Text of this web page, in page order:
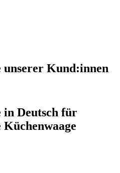
Kund:innen
Deutsch für